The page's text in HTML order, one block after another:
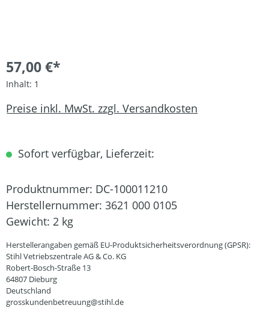
57,00 €*
Inhalt: 1
Preise inkl. MwSt. zzgl. Versandkosten
Sofort verfügbar, Lieferzeit:
Produktnummer: DC-100011210
Herstellernummer: 3621 000 0105
Gewicht: 2 kg
Herstellerangaben gemäß EU-Produktsicherheitsverordnung (GPSR):
Stihl Vetriebszentrale AG & Co. KG
Robert-Bosch-Straße 13
64807 Dieburg
Deutschland
grosskundenbetreuung@stihl.de